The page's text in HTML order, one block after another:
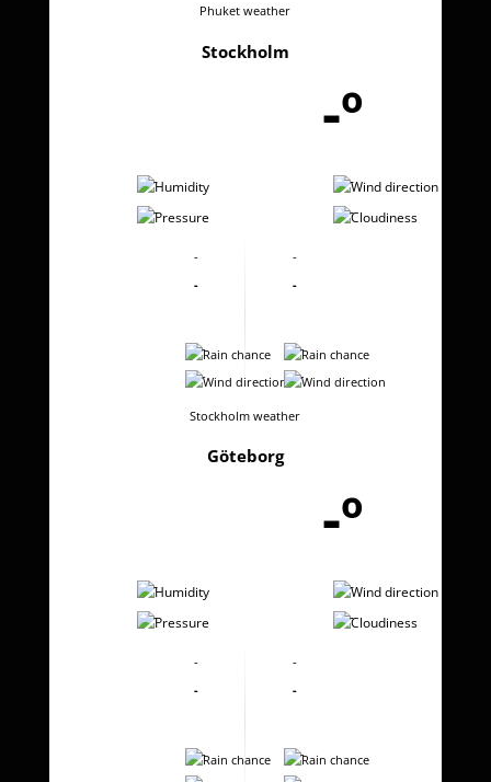
Phuket weather
Stockholm
-º
-
-
-
-
-
-
-
-
-
-
-
-
Stockholm weather
Göteborg
-º
-
-
-
-
-
-
-
-
-
-